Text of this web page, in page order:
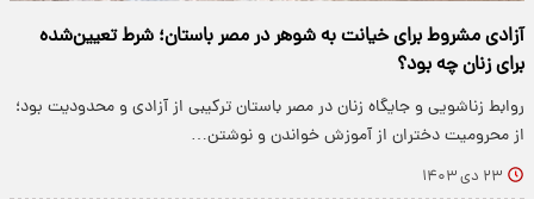
آزادی مشروط برای خیانت به شوهر در مصر باستان؛ شرط تعیین‌شده
برای زنان چه بود؟
روابط زناشویی و جایگاه زنان در مصر باستان ترکیبی از آزادی و محدودیت بود؛
از محرومیت دختران از آموزش خواندن و نوشتن…
۲۳ دی ۱۴۰۳